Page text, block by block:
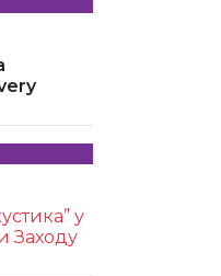
у
Заходу